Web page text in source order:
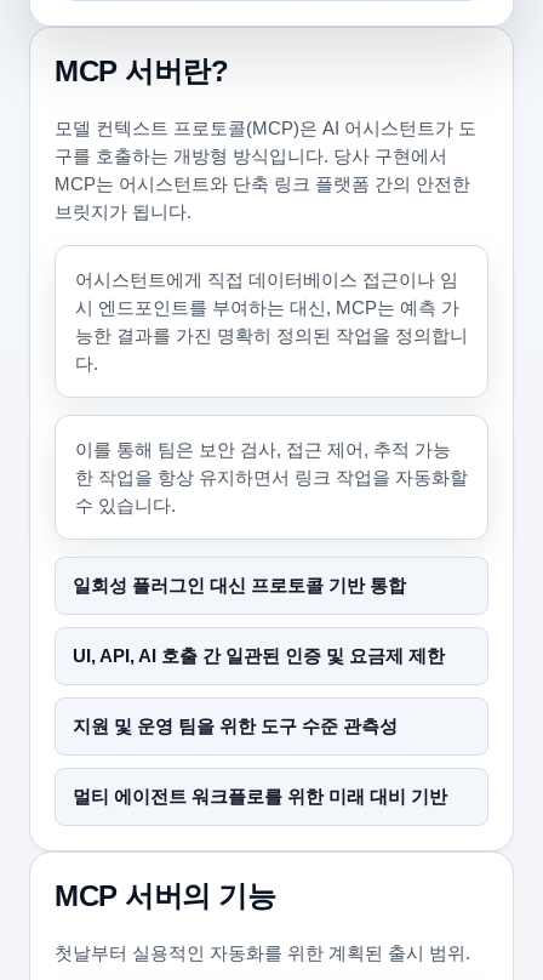
MCP 서버란?
모델 컨텍스트 프로토콜(MCP)은 AI 어시스턴트가 도
구를 호출하는 개방형 방식입니다. 당사 구현에서
MCP는 어시스턴트와 단축 링크 플랫폼 간의 안전한
브릿지가 됩니다.
어시스턴트에게 직접 데이터베이스 접근이나 임
시 엔드포인트를 부여하는 대신, MCP는 예측 가
능한 결과를 가진 명확히 정의된 작업을 정의합니
다.
이를 통해 팀은 보안 검사, 접근 제어, 추적 가능
한 작업을 항상 유지하면서 링크 작업을 자동화할
수 있습니다.
일회성 플러그인 대신 프로토콜 기반 통합
UI, API, AI 호출 간 일관된 인증 및 요금제 제한
지원 및 운영 팀을 위한 도구 수준 관측성
멀티 에이전트 워크플로를 위한 미래 대비 기반
MCP 서버의 기능
첫날부터 실용적인 자동화를 위한 계획된 출시 범위.